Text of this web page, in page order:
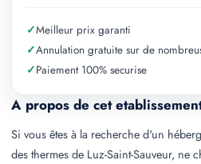
A propos de cet
Si vous êtes à la recherche d'un
des thermes de Luz-Saint-Sauveur, ne
✓Meilleur prix garanti
✓Annulation gratuite sur de
✓Paiement 100% securise